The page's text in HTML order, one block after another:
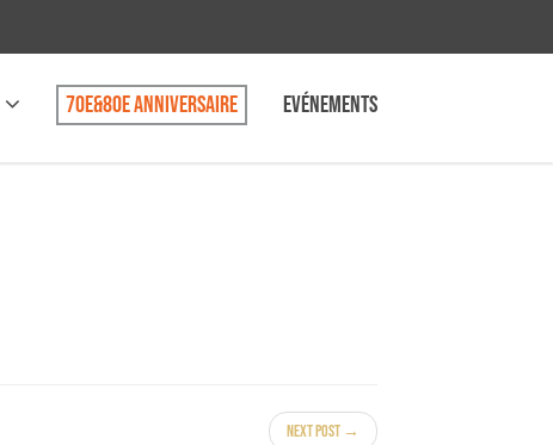
70e&80e anniversaire Evénements
Next Post →